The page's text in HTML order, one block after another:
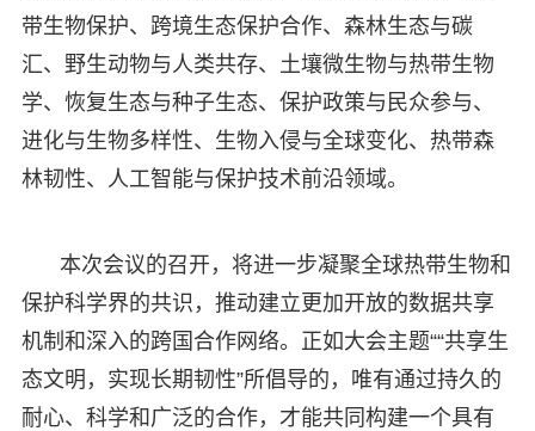
带生物保护、跨境生态保护合作、森林生态与碳
汇、野生动物与人类共存、土壤微生物与热带生物
学、恢复生态与种子生态、保护政策与民众参与、
进化与生物多样性、生物入侵与全球变化、热带森
林韧性、人工智能与保护技术前沿领域。
本次会议的召开，将进一步凝聚全球热带生物和
保护科学界的共识，推动建立更加开放的数据共享
机制和深入的跨国合作网络。正如大会主题““共享生
态文明，实现长期韧性”所倡导的，唯有通过持久的
耐心、科学和广泛的合作，才能共同构建一个具有